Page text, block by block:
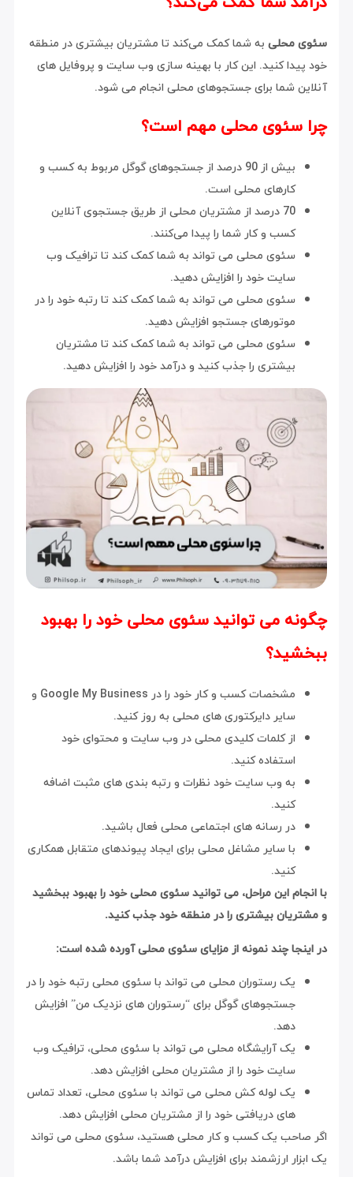
سئوی محلی به شما کمک می‌کند تا مشتریان بیشتری در منطقه
خود پیدا کنید. این کار با بهینه سازی وب سایت و پروفایل های
آنلاین شما برای جستجوهای محلی انجام می شود.
چرا سئوی محلی مهم است؟
بیش از 90 درصد از جستجوهای گوگل مربوط به کسب و
کارهای محلی است.
70 درصد از مشتریان محلی از طریق جستجوی آنلاین
کسب و کار شما را پیدا می‌کنند.
سئوی محلی می تواند به شما کمک کند تا ترافیک وب
سایت خود را افزایش دهید.
سئوی محلی می تواند به شما کمک کند تا رتبه خود را در
موتورهای جستجو افزایش دهید.
سئوی محلی می تواند به شما کمک کند تا مشتریان
بیشتری را جذب کنید و درآمد خود را افزایش دهید.
چگونه می توانید سئوی محلی خود را بهبود
ببخشید؟
مشخصات کسب و کار خود را در Google My Business و
سایر دایرکتوری های محلی به روز کنید.
از کلمات کلیدی محلی در وب سایت و محتوای خود
استفاده کنید.
به وب سایت خود نظرات و رتبه بندی های مثبت اضافه
کنید.
در رسانه های اجتماعی محلی فعال باشید.
با سایر مشاغل محلی برای ایجاد پیوندهای متقابل همکاری
کنید.
با انجام این مراحل، می توانید سئوی محلی خود را بهبود ببخشید
و مشتریان بیشتری را در منطقه خود جذب کنید.
در اینجا چند نمونه از مزایای سئوی محلی آورده شده است:
یک رستوران محلی می تواند با سئوی محلی رتبه خود را در
جستجوهای گوگل برای “رستوران های نزدیک من” افزایش
دهد.
یک آرایشگاه محلی می تواند با سئوی محلی، ترافیک وب
سایت خود را از مشتریان محلی افزایش دهد.
یک لوله کش محلی می تواند با سئوی محلی، تعداد تماس
های دریافتی خود را از مشتریان محلی افزایش دهد.
اگر صاحب یک کسب و کار محلی هستید، سئوی محلی می تواند
یک ابزار ارزشمند برای افزایش درآمد شما باشد.